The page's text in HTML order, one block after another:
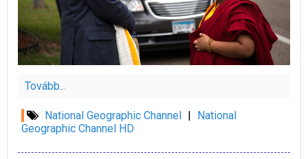
Tovább...
National Geographic Channel | National
Geographic Channel HD